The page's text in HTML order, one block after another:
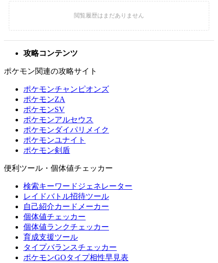
攻略コンテンツ
ポケモン関連の攻略サイト
ポケモンチャンピオンズ
ポケモンZA
ポケモンSV
ポケモンアルセウス
ポケモンダイパリメイク
ポケモンユナイト
ポケモン剣盾
便利ツール・個体値チェッカー
検索キーワードジェネレーター
レイドバトル招待ツール
自己紹介カードメーカー
個体値チェッカー
個体値ランクチェッカー
育成支援ツール
タイプバランスチェッカー
ポケモンGOタイプ相性早見表